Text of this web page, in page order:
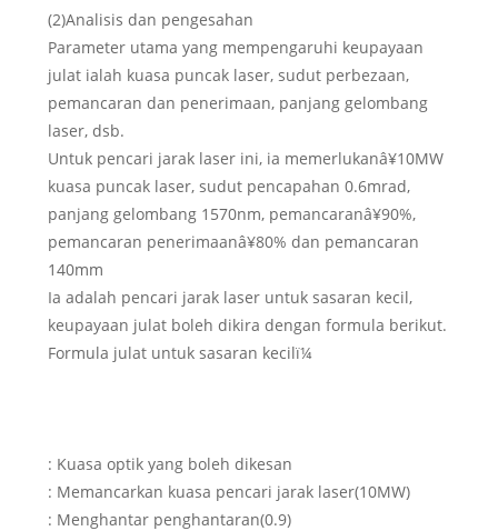
(2)Analisis dan pengesahan
Parameter utama yang mempengaruhi keupayaan
julat ialah kuasa puncak laser, sudut perbezaan,
pemancaran dan penerimaan, panjang gelombang
laser, dsb.
Untuk pencari jarak laser ini, ia memerlukanâ¥10MW
kuasa puncak laser, sudut pencapahan 0.6mrad,
panjang gelombang 1570nm, pemancaranâ¥90%,
pemancaran penerimaanâ¥80% dan pemancaran
140mm
Ia adalah pencari jarak laser untuk sasaran kecil,
keupayaan julat boleh dikira dengan formula berikut.
Formula julat untuk sasaran kecilï¼
: Kuasa optik yang boleh dikesan
: Memancarkan kuasa pencari jarak laser(10MW)
: Menghantar penghantaran(0.9)